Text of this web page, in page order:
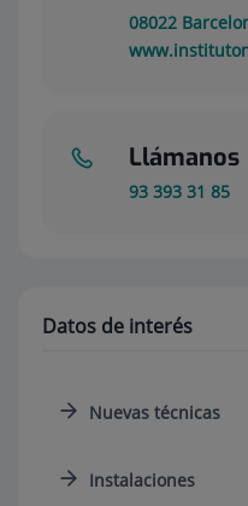
08022
Llámanos
93 393 31 85
Datos de interés
Nuevas técnicas
Instalaciones